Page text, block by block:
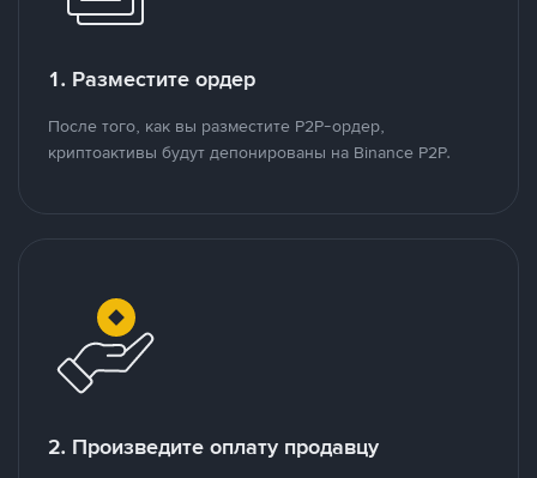
1. Разместите ордер
После того, как вы разместите P2P-ордер,
криптоактивы будут депонированы на Binance P2P.
2. Произведите оплату продавцу